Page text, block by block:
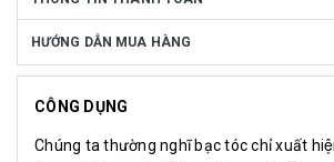
HƯỚNG DẪN MUA HÀNG
CÔNG DỤNG
Chúng ta thường nghĩ bạc tóc chỉ xuất